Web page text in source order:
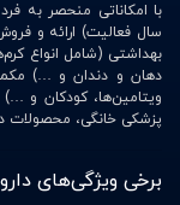
سال فعالیت) ارائه و
بهداشتی (شامل انواع
دهان و دندان و …)
ویتامین‌ها، کودکان و
پزشکی خانگی، محصولات
برخی ویژگی‌های